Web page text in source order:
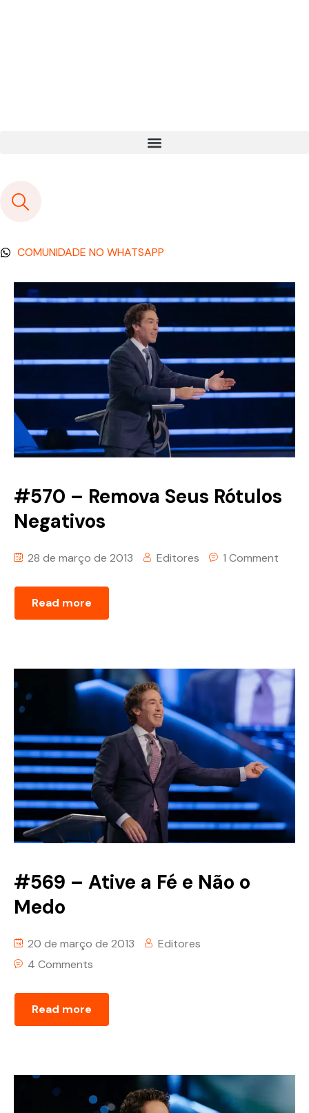
COMUNIDADE NO WHATSAPP
#570 – Remova Seus Rótulos
Negativos
28 de março de 2013 Editores 1 Comment
Read more
#569 – Ative a Fé e Não o
Medo
20 de março de 2013
Editores
4 Comments
Read more